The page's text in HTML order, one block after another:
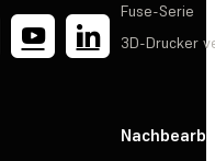
Fuse-Serie
3D-Drucker